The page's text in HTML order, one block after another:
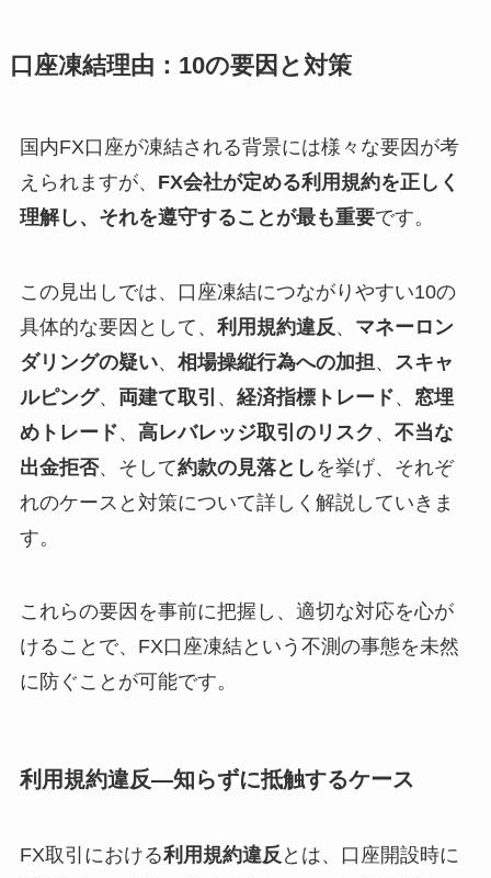
口座凍結理由：10の要因と対策
国内FX口座が凍結される背景には様々な要因が考
えられますが、 FX会社が定める利用規約を正しく
理解し、それを遵守することが最も重要です。
この見出しでは、口座凍結につながりやすい10の
具体的な要因として、 利用規約違反 、 マネーロン
ダリングの疑い、 相場操縦行為への加担、
スキャ
ルピング、 両建て取引 、 経済指標トレード、 窓埋
めトレード、 高レバレッジ取引のリスク 、 不当な
出金拒否、そして約款の見落とし を挙げ、それぞ
れのケースと対策について詳しく解説していきま
す。
これらの要因を事前に把握し、適切な対応を心が
けることで、FX口座凍結という不測の事態を未然
に防ぐことが可能です。
利用規約違反—知らずに抵触するケース
FX取引における利用規約違反 とは、口座開設時に